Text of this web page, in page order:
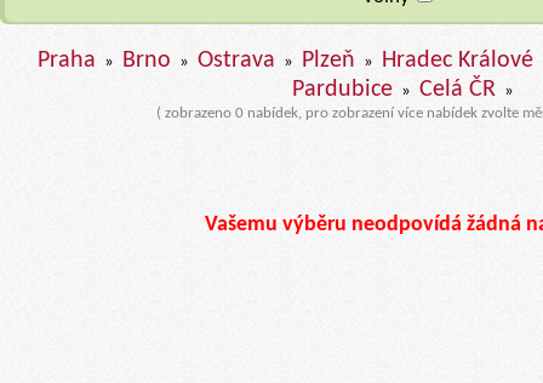
Praha » Brno » Ostrava » Plzeň » Hradec Králové
Pardubice » Celá ČR »
( zobrazeno 0 nabídek, pro zobrazení více nabídek zvolte
Vašemu výběru neodpovídá žádná